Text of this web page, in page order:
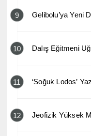
9 Gelibolu’ya Yeni
10 Dalış Eğitmeni
11 ‘Soğuk Lodos’
12 Jeofizik Yüksek